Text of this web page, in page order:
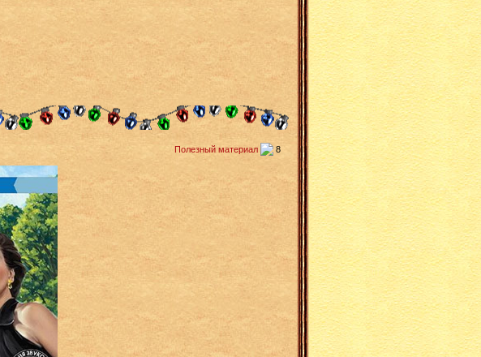
Полезный материал 8